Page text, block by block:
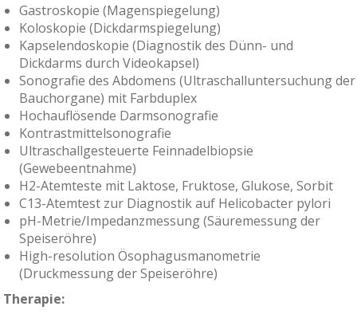
Gastroskopie (Magenspiegelung)
Koloskopie (Dickdarmspiegelung)
Kapselendoskopie (Diagnostik des Dünn- und
Dickdarms durch Videokapsel)
Sonografie des Abdomens (Ultraschalluntersuchung der
Bauchorgane) mit Farbduplex
Hochauflösende Darmsonografie
Kontrastmittelsonografie
Ultraschallgesteuerte Feinnadelbiopsie
(Gewebeentnahme)
H2-Atemteste mit Laktose, Fruktose, Glukose, Sorbit
C13-Atemtest zur Diagnostik auf Helicobacter pylori
pH-Metrie/Impedanzmessung (Säuremessung der
Speiseröhre)
High-resolution Ösophagusmanometrie
(Druckmessung der Speiseröhre)
Therapie: